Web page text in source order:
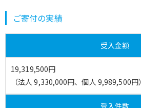
ご寄付の実績
受入金額
19,319,500円
（法人 9,330,000円、個人 9,989,500円）
受入件数